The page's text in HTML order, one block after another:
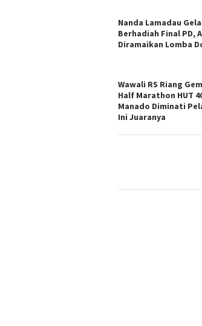
Nanda Lamadau
Berhadiah Final PD,
Diramaikan Lomba
Wawali RS Riang
Half Marathon HUT
Manado Diminati
Ini Juaranya